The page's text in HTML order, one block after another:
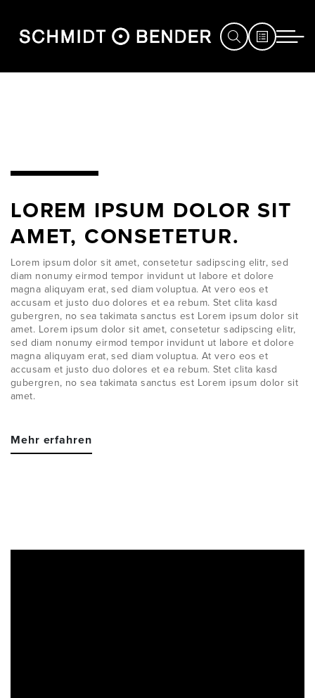
DEFENCE
HÄNDLERSUCHE
SERVICE
MESSEN
&
EVENTS
WISSENSWERTES
JOBS &
KARRIERE
LOREM IPSUM DOLOR SIT
AMET, CONSETETUR.
Lorem ipsum dolor sit amet, consetetur sadipscing elitr, sed
diam nonumy eirmod tempor invidunt ut labore et dolore
magna aliquyam erat, sed diam voluptua. At vero eos et
accusam et justo duo dolores et ea rebum. Stet clita kasd
gubergren, no sea takimata sanctus est Lorem ipsum dolor sit
amet. Lorem ipsum dolor sit amet, consetetur sadipscing elitr,
sed diam nonumy eirmod tempor invidunt ut labore et dolore
magna aliquyam erat, sed diam voluptua. At vero eos et
accusam et justo duo dolores et ea rebum. Stet clita kasd
gubergren, no sea takimata sanctus est Lorem ipsum dolor sit
amet.
Mehr erfahren